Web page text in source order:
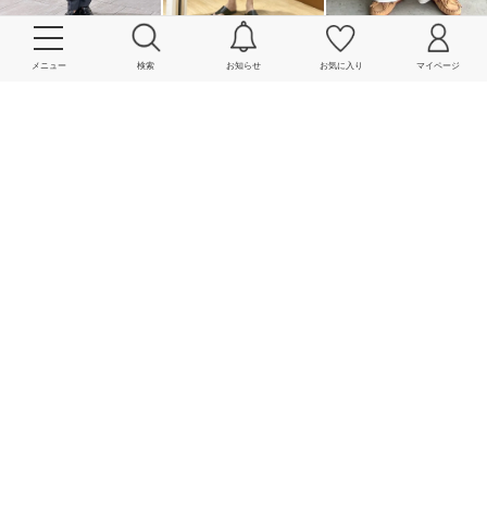
メニュー 検索 お知らせ お気に入り マイページ